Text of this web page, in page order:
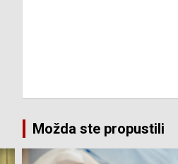
Možda ste propustili